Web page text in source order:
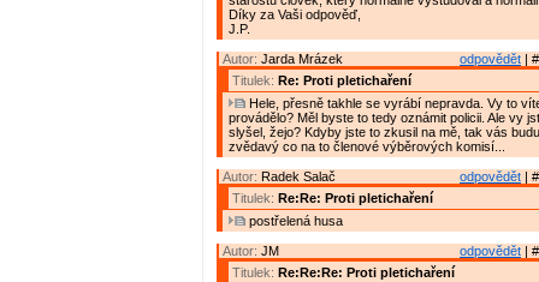
Díky za Vaši odpověď,
J.P.
odpovědět |
Autor: Jarda Mrázek
Titulek: Re: Proti pletichaření
Hele, přesně takhle se vyrábí nepravda. Vy to
provádělo? Měl byste to tedy oznámit policii. Ale vy
slyšel, žejo? Kdyby jste to zkusil na mě, tak vás
zvědavý co na to členové výběrových komisí...
odpovědět |
Autor: Radek Salač
Titulek: Re:Re: Proti pletichaření
postřelená husa
odpovědět |
Autor: JM
Titulek: Re:Re:Re: Proti pletichaření